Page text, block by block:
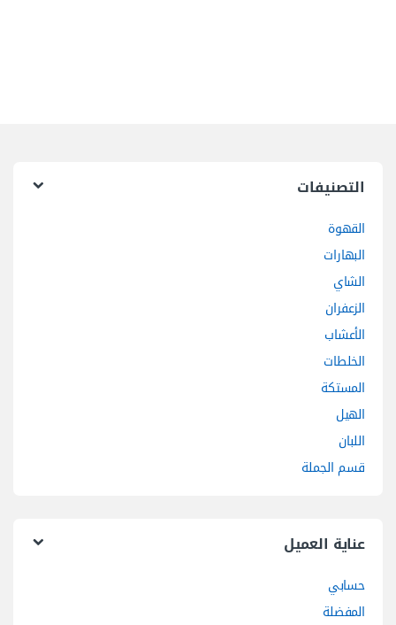
التصنيفات
القهوة
البهارات
الشاي
الزعفران
الأعشاب
الخلطات
المستكة
الهيل
اللبان
قسم الجملة
عناية العميل
حسابي
المفضلة